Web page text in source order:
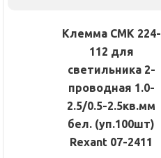
Клемма СМК 224-
112 для
светильника 2-
проводная 1.0-
2.5/0.5-2.5кв.мм
бел. (уп.100шт)
Rexant 07-2411